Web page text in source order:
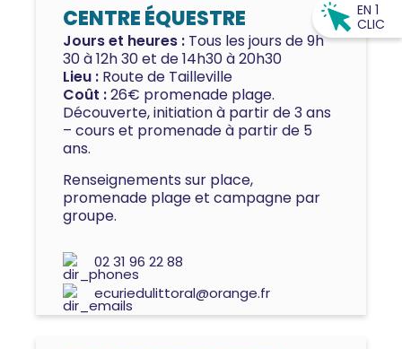
CENTRE ÉQUESTRE
Jours et heures : Tous les jours de 9h
30 à 12h 30 et de 14h30 à 20h30
Lieu : Route de Tailleville
Coût :26€ promenade plage.
Découverte, initiation à partir de 3 ans
– cours et promenade à partir de 5
ans.
Renseignements sur place,
promenade plage et campagne par
groupe.
02 31 96 22 88
ecuriedulittoral@orange.fr
EN 1
CLIC